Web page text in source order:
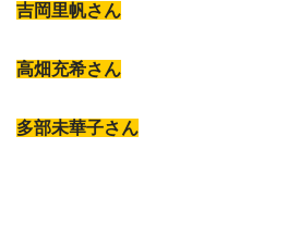
吉岡里帆さん
高畑充希さん
多部未華子さん